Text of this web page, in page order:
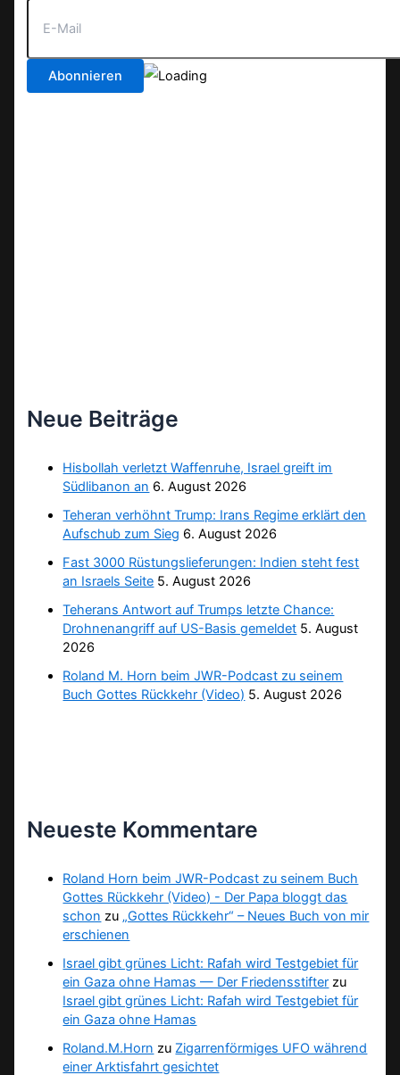
Neue Beiträge
Hisbollah verletzt Waffenruhe, Israel greift im
Südlibanon an 6. August 2026
Teheran verhöhnt Trump: Irans Regime erklärt den
Aufschub zum Sieg 6. August 2026
Fast 3000 Rüstungslieferungen: Indien steht fest
an Israels Seite 5. August 2026
Teherans Antwort auf Trumps letzte Chance:
Drohnenangriff auf US-Basis gemeldet 5. August
2026
Roland M. Horn beim JWR-Podcast zu seinem
Buch Gottes Rückkehr (Video) 5. August 2026
Neueste Kommentare
Roland Horn beim JWR-Podcast zu seinem Buch
Gottes Rückkehr (Video) - Der Papa bloggt das
schon zu „Gottes Rückkehr“ – Neues Buch von mir
erschienen
Israel gibt grünes Licht: Rafah wird Testgebiet für
ein Gaza ohne Hamas — Der Friedensstifter zu
Israel gibt grünes Licht: Rafah wird Testgebiet für
ein Gaza ohne Hamas
Roland.M.Horn zu Zigarrenförmiges UFO während
einer Arktisfahrt gesichtet